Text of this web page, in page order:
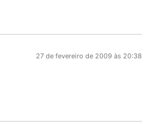
27 de fevereiro de 2009 às 20:38